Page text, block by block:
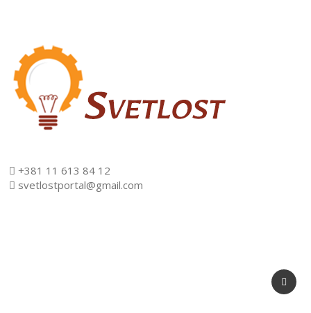
+381 11 613 84 12
svetlostportal@gmail.com